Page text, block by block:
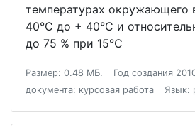
температурах окружающего
40°С до + 40°С и
до 75 % при 15°С
Размер: 0.48 МБ. Год создания
документа: курсовая работа
Язык: